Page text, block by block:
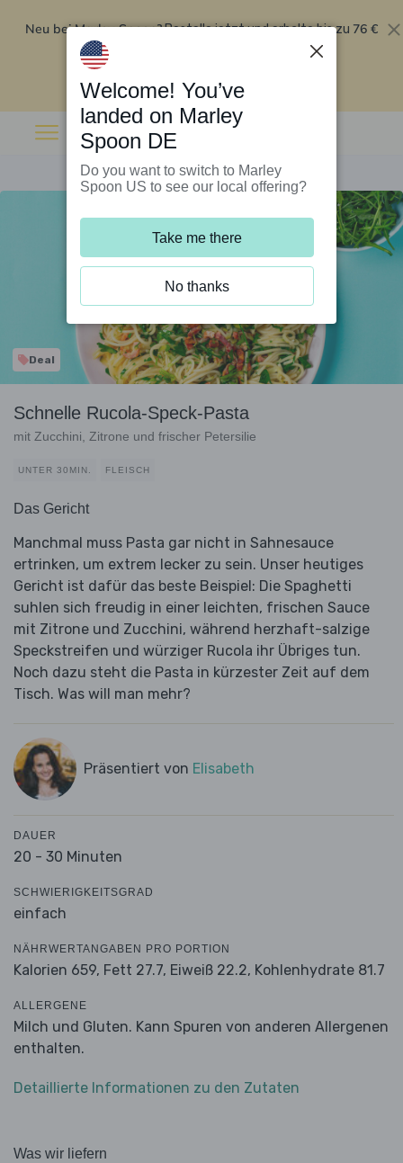
Neu bei Marley Spoon?Bestelle jetzt und erhalte bis zu 76 €
Rabatt auf deine ersten fünf Boxen
Deal
Schnelle Rucola-Speck-Pasta
mit Zucchini, Zitrone und frischer Petersilie
UNTER 30MIN. FLEISCH
Das Gericht
Manchmal muss Pasta gar nicht in Sahnesauce
ertrinken, um extrem lecker zu sein. Unser heutiges
Gericht ist dafür das beste Beispiel: Die Spaghetti
suhlen sich freudig in einer leichten, frischen Sauce
mit Zitrone und Zucchini, während herzhaft-salzige
Speckstreifen und würziger Rucola ihr Übriges tun.
Noch dazu steht die Pasta in kürzester Zeit auf dem
Tisch. Was will man mehr?
Präsentiert von Elisabeth
DAUER
20 - 30 Minuten
SCHWIERIGKEITSGRAD
einfach
NÄHRWERTANGABEN PRO PORTION
Kalorien 659, Fett 27.7, Eiweiß 22.2, Kohlenhydrate 81.7
ALLERGENE
Milch und Gluten. Kann Spuren von anderen Allergenen
enthalten.
Detaillierte Informationen zu den Zutaten
Was wir liefern
Welcome! You’ve
landed on Marley
Spoon DE
Do you want to switch to Marley
Spoon US to see our local offering?
Take me there
No thanks